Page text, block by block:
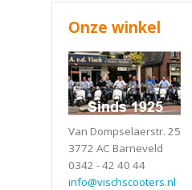
Onze winkel
Van Dompselaerstr. 25
3772 AC Barneveld
0342 - 42 40 44
info@vischscooters.nl